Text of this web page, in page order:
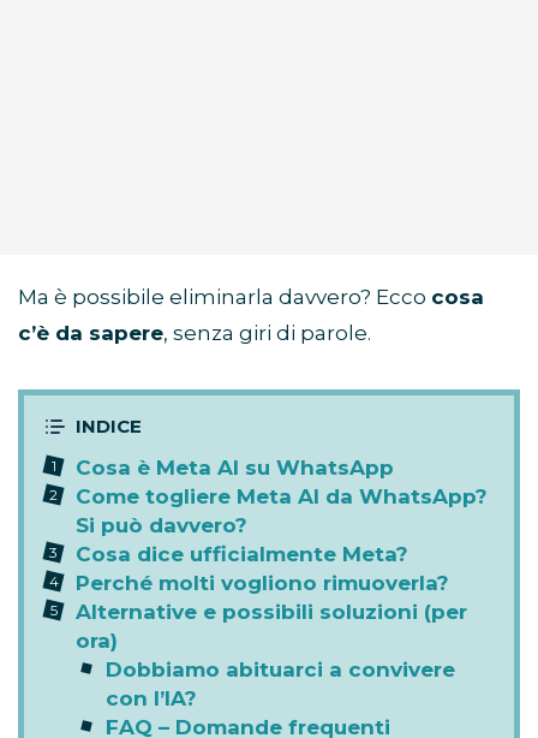
Ma è possibile eliminarla davvero? Ecco cosa
c’è da sapere, senza giri di parole.
Cosa è Meta AI su WhatsApp
Come togliere Meta AI da WhatsApp?
Si può davvero?
Cosa dice ufficialmente Meta?
Perché molti vogliono rimuoverla?
Alternative e possibili soluzioni (per
ora)
Dobbiamo abituarci a convivere
con l’IA?
FAQ – Domande frequenti